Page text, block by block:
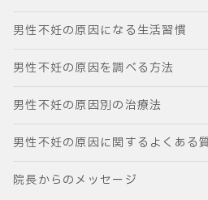
男性不妊の原因になる生活習慣
男性不妊の原因を調べる方法
男性不妊の原因別の治療法
男性不妊の原因に関するよくある
院長からのメッセージ